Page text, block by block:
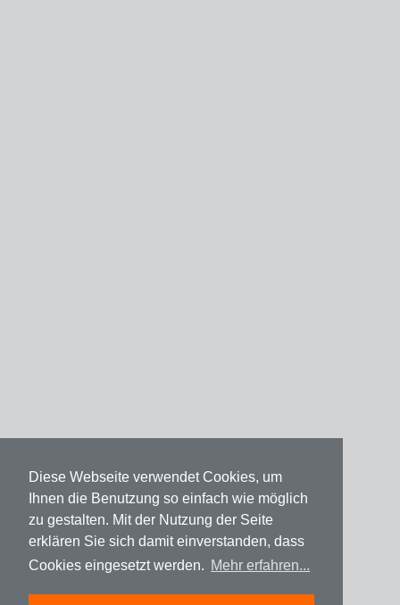
Diese Webseite verwendet Cookies, um
Ihnen die Benutzung so einfach wie möglich
zu gestalten. Mit der Nutzung der Seite
erklären Sie sich damit einverstanden, dass
Cookies eingesetzt werden. Mehr erfahren...